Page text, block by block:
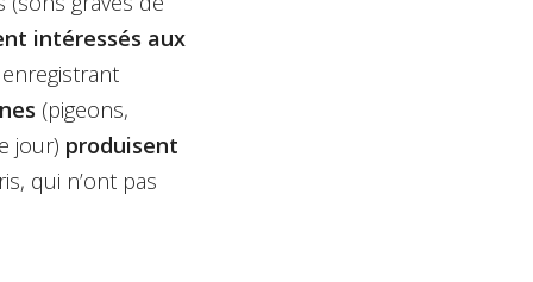
intéressés aux
enregistrant
(pigeons,
jour) produisent
qui n’ont pas